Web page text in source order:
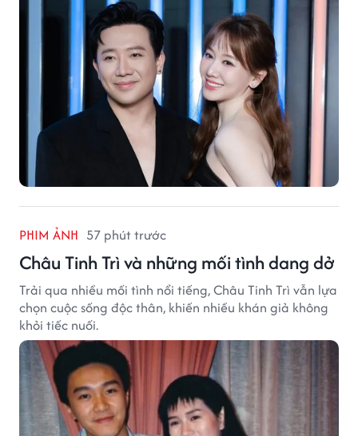
PHIM ẢNH 57 phút trước
Châu Tinh Trì và những mối tình dang dở
Trải qua nhiều mối tình nổi tiếng, Châu Tinh Trì vẫn lựa
chọn cuộc sống độc thân, khiến nhiều khán giả không
khỏi tiếc nuối.